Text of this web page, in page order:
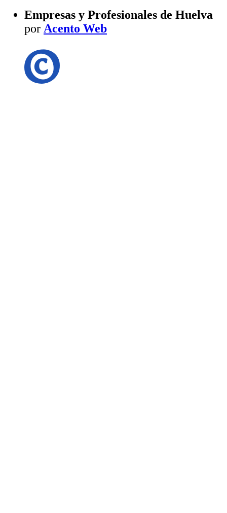
Empresas y Profesionales de Huelva
por Acento Web